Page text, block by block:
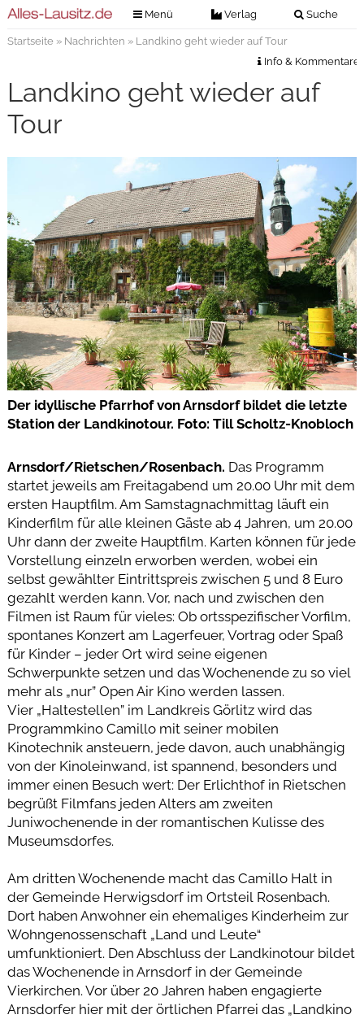
Menü Verlag Suche
Verlag
Kontakt
Impressum
Nachrichten
Veranstaltungstickets
Anzeigensuche
Digitale Ausgaben
Startseite» Nachrichten » Landkino geht wieder auf Tour
Info & Kommentare
Landkino geht wieder auf
Tour
Der idyllische Pfarrhof von Arnsdorf bildet die letzte
Station der Landkinotour. Foto: Till Scholtz-Knobloch
Arnsdorf/Rietschen/Rosenbach. Das Programm
startet jeweils am Freitagabend um 20.00 Uhr mit dem
ersten Hauptfilm. Am Samstagnachmittag läuft ein
Kinderfilm für alle kleinen Gäste ab 4 Jahren, um 20.00
Uhr dann der zweite Hauptfilm. Karten können für jede
Vorstellung einzeln erworben werden, wobei ein
selbst gewählter Eintrittspreis zwischen 5 und 8 Euro
gezahlt werden kann. Vor, nach und zwischen den
Filmen ist Raum für vieles: Ob ortsspezifischer Vorfilm,
spontanes Konzert am Lagerfeuer, Vortrag oder Spaß
für Kinder – jeder Ort wird seine eigenen
Schwerpunkte setzen und das Wochenende zu so viel
mehr als „nur” Open Air Kino werden lassen.
Vier „Haltestellen” im Landkreis Görlitz wird das
Programmkino Camillo mit seiner mobilen
Kinotechnik ansteuern, jede davon, auch unabhängig
von der Kinoleinwand, ist spannend, besonders und
immer einen Besuch wert: Der Erlichthof in Rietschen
begrüßt Filmfans jeden Alters am zweiten
Juniwochenende in der romantischen Kulisse des
Museumsdorfes.
Am dritten Wochenende macht das Camillo Halt in
der Gemeinde Herwigsdorf im Ortsteil Rosenbach.
Dort haben Anwohner ein ehemaliges Kinderheim zur
Wohngenossenschaft „Land und Leute“
umfunktioniert. Den Abschluss der Landkinotour bildet
das Wochenende in Arnsdorf in der Gemeinde
Vierkirchen. Vor über 20 Jahren haben engagierte
Arnsdorfer hier mit der örtlichen Pfarrei das „Landkino